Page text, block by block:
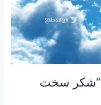
۱۹۶ – ساعتی تفکر ۶۵ “شکر سخت